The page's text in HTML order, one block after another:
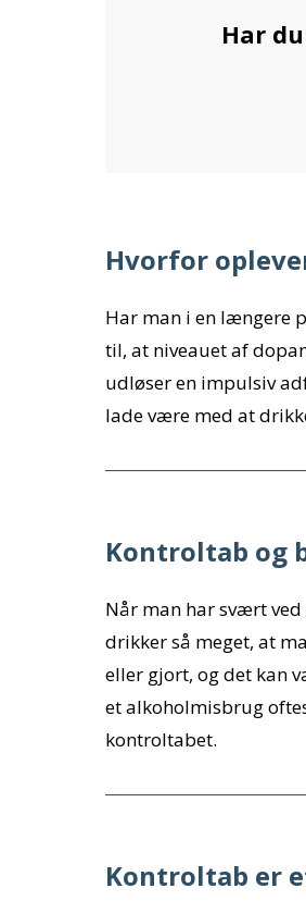
Har
Hvorfor
Har man i en længere
til, at niveauet af
udløser en impulsiv
lade være med at
Kontroltab og
Når man har svært
drikker så meget, at
eller gjort, og det kan
et alkoholmisbrug
kontroltabet.
Kontroltab er